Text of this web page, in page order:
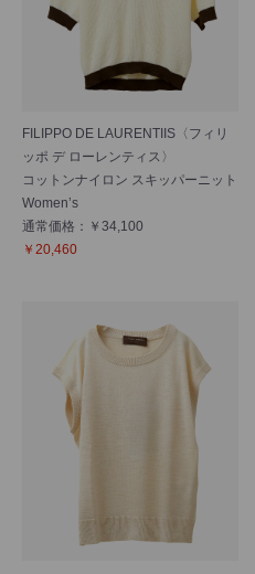
FILIPPO DE LAURENTIIS〈フィリ
ッポ デ ローレンティス〉
コットンナイロン スキッパーニット
Women’s
通常価格：￥34,100
￥20,460